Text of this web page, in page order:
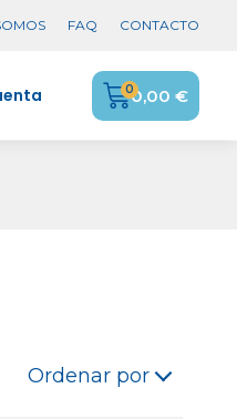
FAQ CONTACTO
0,00 €
Ordenar por